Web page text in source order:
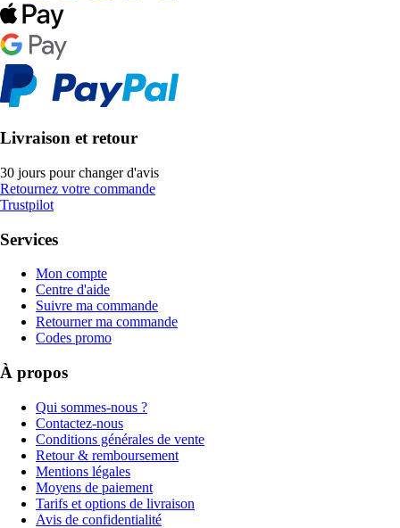
Livraison et retour
30 jours pour changer d'avis
Retournez votre commande
Trustpilot
Services
Mon compte
Centre d'aide
Suivre ma commande
Retourner ma commande
Codes promo
À propos
Qui sommes-nous ?
Contactez-nous
Conditions générales de vente
Retour & remboursement
Mentions légales
Moyens de paiement
Tarifs et options de livraison
Avis de confidentialité